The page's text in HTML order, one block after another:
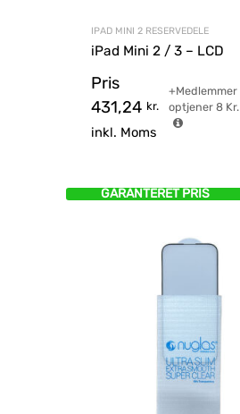
IPAD MINI 2 RESERVEDELE
iPad Mini 2 / 3 – LCD
Pris
431,24 kr.
inkl. Moms
+Medlemmer
optjener8 Kr.
GARANTERET PRIS